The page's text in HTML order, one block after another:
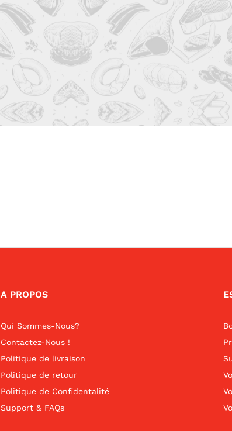
A PROPOS
Qui Sommes-Nous?
Contactez-Nous !
Politique de livraison
Politique de retour
Politique de Confidentalité
Support & FAQs